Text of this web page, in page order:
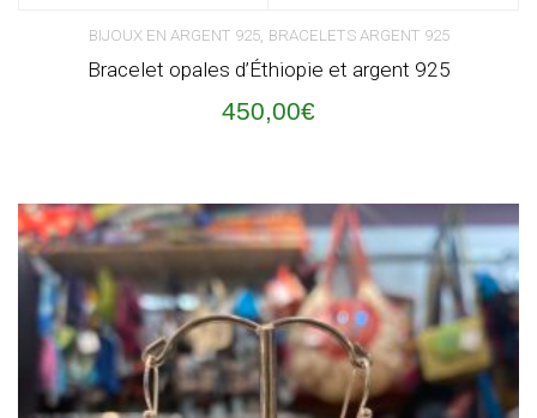
BIJOUX EN ARGENT 925, BRACELETS ARGENT 925
Bracelet opales d’Éthiopie et argent 925
450,00€